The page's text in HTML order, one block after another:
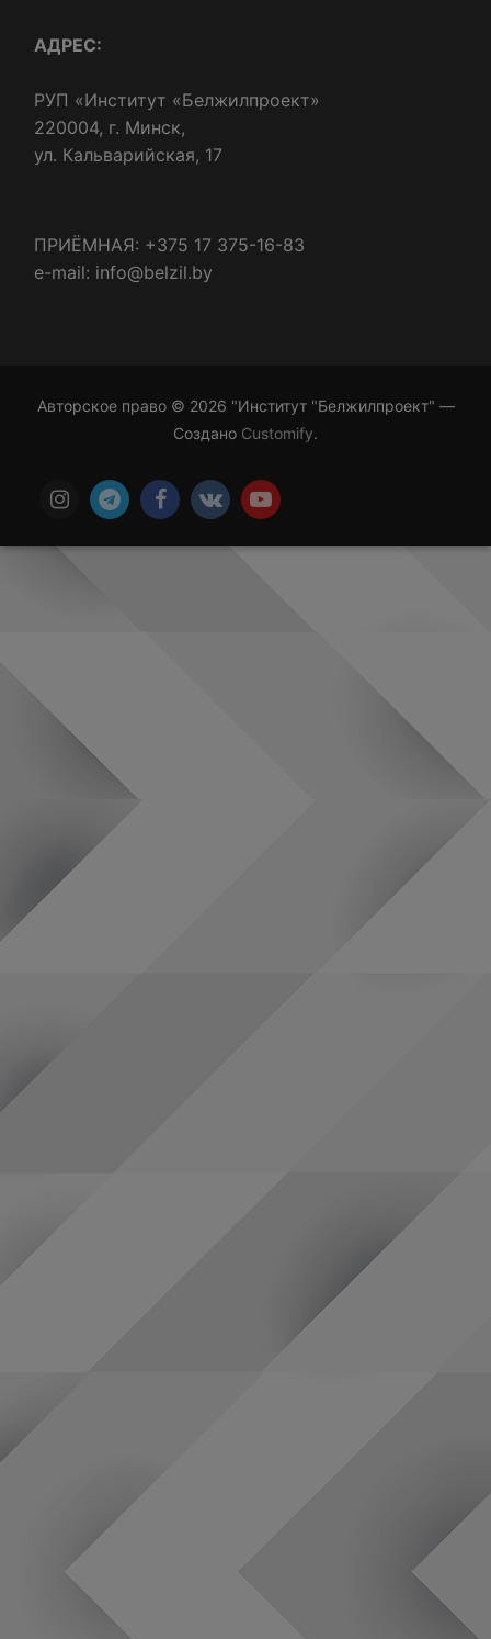
АДРЕС:
РУП «Институт «Белжилпроект»
220004, г. Минск,
ул. Кальварийская, 17
ПРИЁМНАЯ: +375 17 375-16-83
e-mail: info@belzil.by
Авторское право © 2026 "Институт "Белжилпроект" —
Создано Customify.